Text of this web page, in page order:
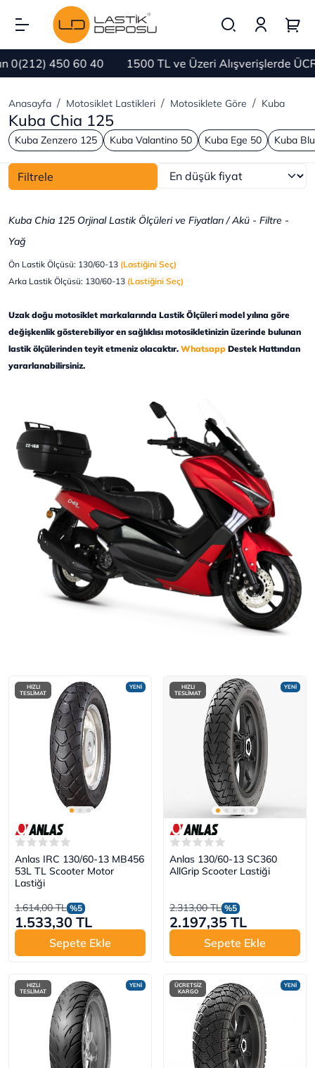
450 60 40 1500 TL ve Üzeri Alışverişlerde
Anasayfa Motosiklet Lastikleri Motosiklete Göre Kuba
Kuba Chia 125
Kuba Zenzero 125 Kuba Valantino 50 Kuba Ege 50 Kuba
Filtrele
Kuba Chia 125 Orjinal Lastik Ölçüleri ve Fiyatları / Akü - Filtre -
Yağ
Ön Lastik Ölçüsü: 130/60-13 (Lastiğini Seç)
Arka Lastik Ölçüsü: 130/60-13 (Lastiğini Seç)
Uzak doğu motosiklet markalarında Lastik Ölçüleri model yılına göre
değişkenlik gösterebiliyor en sağlıklısı motosikletinizin üzerinde bulunan
lastik ölçülerinden teyit etmeniz olacaktır. Whatsapp Destek Hattından
yararlanabilirsiniz.
YENİ
HIZLI
TESLİMAT
Anlas IRC 130/60-13 MB456
53L TL Scooter Motor
Lastiği
1.614,00 TL %5
1.533,30 TL
Sepete Ekle
YENİ
HIZLI
TESLİMAT
Anlas 130/60-13 SC360
AllGrip Scooter Lastiği
2.313,00 TL %5
2.197,35 TL
Sepete Ekle
YENİ
HIZLI
TESLİMAT
YENİ
ÜCRETSİZ
KARGO